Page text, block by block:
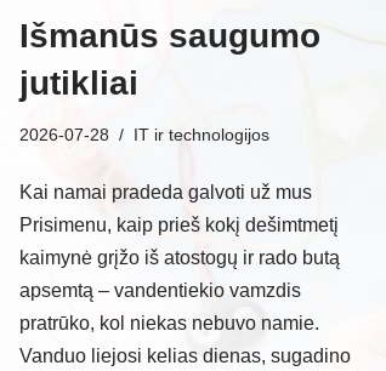
Išmanūs saugumo
jutikliai
2026-07-28 IT ir technologijos
Kai namai pradeda galvoti už mus
Prisimenu, kaip prieš kokį dešimtmetį
kaimynė grįžo iš atostogų ir rado butą
apsemtą – vandentiekio vamzdis
pratrūko, kol niekas nebuvo namie.
Vanduo liejosi kelias dienas, sugadino